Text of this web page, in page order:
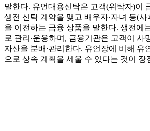
말한다. 유언대용신탁은 고객(위탁자)이
생전 신탁 계약을 맺고 배우자·자녀 등(
을 이전하는 금융 상품을 말한다. 생전에
로 관리·운용하며, 금융기관은 고객이 사
자산을 분배·관리한다. 유언장에 비해 유
으로 상속 계획을 세울 수 있다는 것이 장